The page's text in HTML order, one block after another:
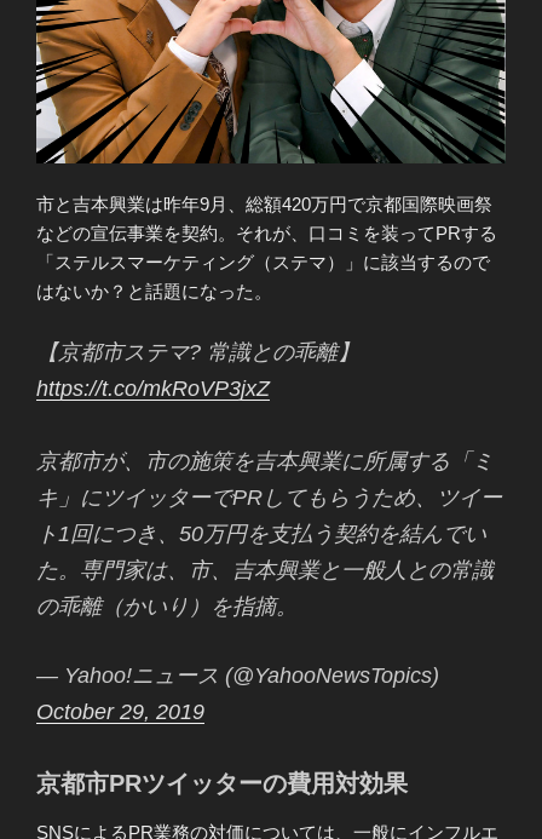
市と吉本興業は昨年9月、総額420万円で京都国際映画祭
などの宣伝事業を契約。それが、口コミを装ってPRする
「ステルスマーケティング（ステマ）」に該当するので
はないか？と話題になった。
【京都市ステマ? 常識との乖離】
https://t.co/mkRoVP3jxZ
京都市が、市の施策を吉本興業に所属する「ミ
キ」にツイッターでPRしてもらうため、ツイー
ト1回につき、50万円を支払う契約を結んでい
た。専門家は、市、吉本興業と一般人との常識
の乖離（かいり）を指摘。
— Yahoo!ニュース (@YahooNewsTopics)
October 29, 2019
京都市PRツイッターの費用対効果
SNSによるPR業務の対価については、一般にインフルエ